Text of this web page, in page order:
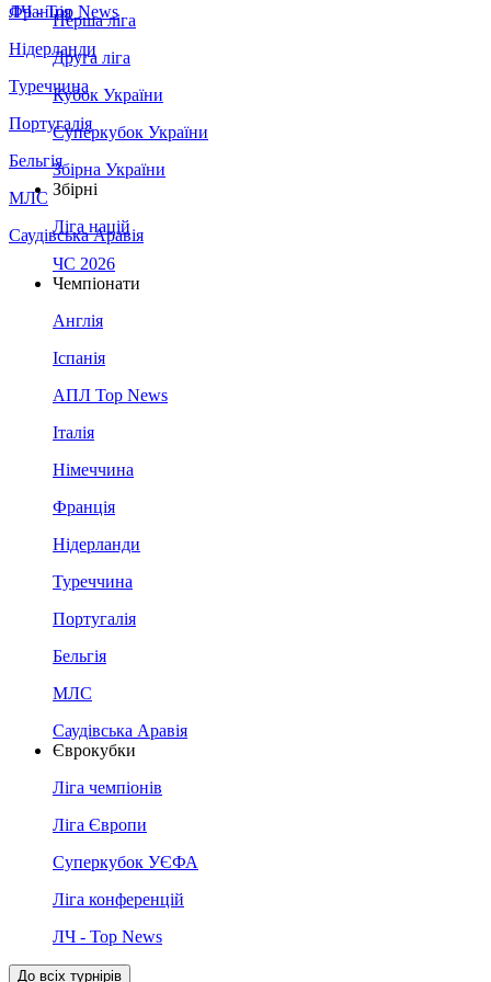
Франція
Нідерланди
Туреччина
Португалія
Бельгія
МЛС
Саудівська Аравія
ЛЧ - Top News
Перша ліга
Друга ліга
Кубок України
Суперкубок України
Збірна України
Збірні
Ліга націй
ЧС 2026
Чемпіонати
Англія
Іспанія
АПЛ Top News
Італія
Німеччина
Франція
Нідерланди
Туреччина
Португалія
Бельгія
МЛС
Саудівська Аравія
Єврокубки
Ліга чемпіонів
Ліга Європи
Суперкубок УЄФА
Ліга конференцій
ЛЧ - Top News
До всіх турнірів